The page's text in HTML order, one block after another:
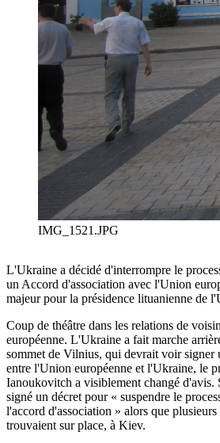
IMG_1521.JPG
L'Ukraine a décidé d'interrompre le
un Accord d'association avec l'Union
majeur pour la présidence lituanienne de
Coup de théâtre dans les relations de
européenne. L'Ukraine a fait marche
sommet de Vilnius, qui devrait voir signer
entre l'Union européenne et l'Ukraine, le
Ianoukovitch a visiblement changé d'avis.
signé un décret pour « suspendre le
l'accord d'association » alors que plusieurs
trouvaient sur place, à Kiev.